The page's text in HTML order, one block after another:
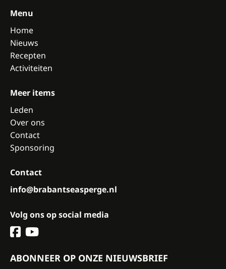
Menu
Home
Nieuws
Recepten
Activiteiten
Meer items
Leden
Over ons
Contact
Sponsoring
Contact
info@brabantseasperge.nl
Volg ons op social media
ABONNEER OP ONZE NIEUWSBRIEF